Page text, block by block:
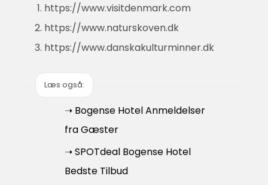
https://www.visitdenmark.com
https://www.naturskoven.dk
https://www.danskakulturminner.dk
Læs også:
➝ Bogense Hotel Anmeldelser
fra Gæster
➝ SPOTdeal Bogense Hotel
Bedste Tilbud